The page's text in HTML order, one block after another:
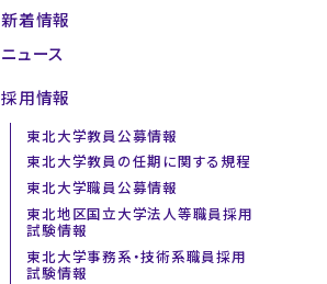
新着情報
ニュース
採用情報
東北大学教員公募情報
東北大学教員の任期に関する規程
東北大学職員公募情報
東北地区国立大学法人等職員採用
試験情報
東北大学事務系・技術系職員採用
試験情報